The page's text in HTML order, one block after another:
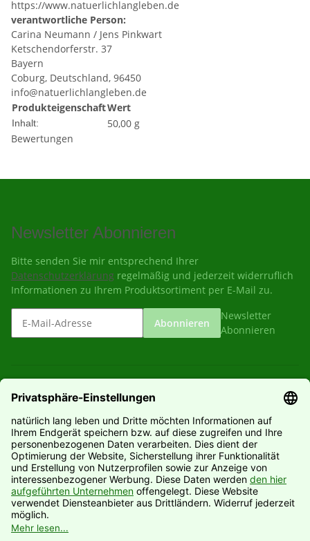
https://www.natuerlichlangleben.de
verantwortliche Person:
Carina Neumann / Jens Pinkwart
Ketschendorferstr. 37
Bayern
Coburg, Deutschland, 96450
info@natuerlichlangleben.de
ProdukteigenschaftWert
Inhalt:
50,00 g
Bewertungen
Newsletter Abonnieren
Bitte senden Sie mir entsprechend Ihrer
Datenschutzerklärung regelmäßig und jederzeit widerruflich
Informationen zu Ihrem Produktsortiment per E-Mail zu.
Abonnieren
Newsletter
Abonnieren
Informationen
Hersteller
Vertrag widerrufen